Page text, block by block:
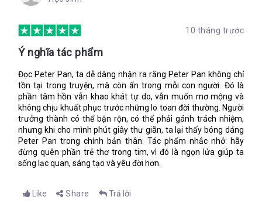
những người bạn nhỏ trong một gia đình mà ông quen biết.
Vườn Kensington để làm món quà bất ngờ cho trẻ em ở
London.
10 tháng trước
Ý nghĩa tác phẩm
Đọc Peter Pan, ta dễ dàng nhận ra rằng Peter Pan không chỉ
tồn tại trong truyện, mà còn ẩn trong mỗi con người. Đó là
phần tâm hồn vẫn khao khát tự do, vẫn muốn mơ mộng và
không chịu khuất phục trước những lo toan đời thường. Người
trưởng thành có thể bận rộn, có thể phải gánh trách nhiệm,
nhưng khi cho mình phút giây thư giãn, ta lại thấy bóng dáng
Peter Pan trong chính bản thân. Tác phẩm nhắc nhở: hãy
đừng quên phần trẻ thơ trong tim, vì đó là ngọn lửa giúp ta
sống lạc quan, sáng tạo và yêu đời hơn.
Like Share Trả lời